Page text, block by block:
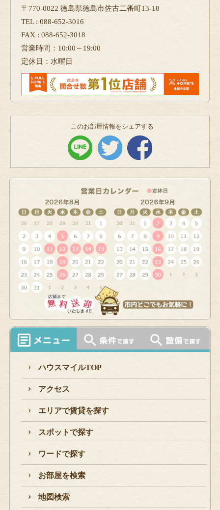
〒770-0022 徳島県徳島市佐古二番町13-18
TEL : 088-652-3016
FAX : 088-652-3018
営業時間：10:00～19:00
定休日：水曜日
このお部屋情報をシェアする
ハウスマイルTOP
アクセス
エリアで賃貸を探す
スポットで探す
ワードで探す
お部屋を検索
地図検索